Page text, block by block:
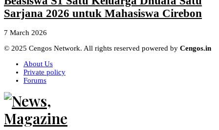
Sarjana 2026 untuk Mahasiswa Cirebon
7 March 2026
© 2025 Cengos Network. All rights reserved powered by Cengos.in
About Us
Private policy
Forums